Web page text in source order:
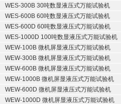
WES-300B 30吨数显液压式万能试验机
WES-600B 60吨数显液压式万能试验机
WES-600D 60吨数显液压式万能试验机
WES-1000D 100吨数显液压式万能试验机
WEW-100B 微机屏显液压式万能试验机
WEW-300B 微机屏显液压式万能试验机
WEW-600B 微机屏显液压式万能试验机
WEW-1000B 微机屏显液压式万能试验机
WEW-600D 微机屏显液压式万能试验机
WEW-1000D 微机屏显液压式万能试验机